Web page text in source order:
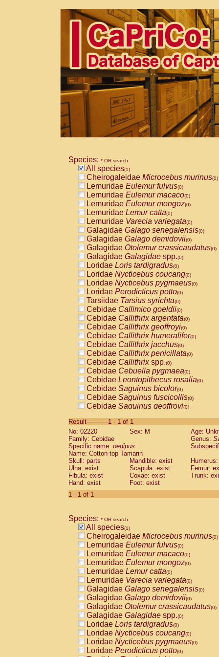
Species: * OR search
All species(1)
Cheirogaleidae Microcebus murinus(0)
Lemuridae Eulemur fulvus(0)
Lemuridae Eulemur macaco(0)
Lemuridae Eulemur mongoz(0)
Lemuridae Lemur catta(0)
Lemuridae Varecia variegata(0)
Galagidae Galago senegalensis(0)
Galagidae Galago demidovii(0)
Galagidae Otolemur crassicaudatus(0)
Galagidae Galagidae spp.(0)
Loridae Loris tardigradus(0)
Loridae Nycticebus coucang(0)
Loridae Nycticebus pygmaeus(0)
Loridae Perodicticus potto(0)
Tarsiidae Tarsius syrichta(0)
Cebidae Callimico goeldii(0)
Cebidae Callithrix argentata(0)
Cebidae Callithrix geoffroyi(0)
Cebidae Callithrix humeralifer(0)
Cebidae Callithrix jacchus(0)
Cebidae Callithrix penicillata(0)
Cebidae Callithrixspp.(0)
Cebidae Cebuella pygmaea(0)
Cebidae Leontopithecus rosalia(0)
Cebidae Saguinus bicolor(0)
Cebidae Saguinus fuscicollis(0)
Cebidae Saguinus geoffroyi(0)
CebidaeSaguinus labiatus(0)
Cebidae Saguinus leucopus (0)
Cebidae
CebidaeSaguinus mystax
Cebidae Saguinus nigricollis (0)
Cebidae Saguinus oedipus
Cebidae Saguinus weddelli
Cebidae Saguinusspp.
Cebidae
CebidaeCebus capucinus
CebidaeCebus nigrivittatus
CebidaeCebus spp.(0)
CebidaeSaimiri boliviensis(0)
CebidaeSaimiri sciureus(0)
AtelidaeAlouatta caraya(0)
AtelidaeAlouatta fusca(0)
AtelidaeAlouatta seniculus(0)
AtelidaeAlouattaspp.(0)
AtelidaeAteles belzebuth(0)
AtelidaeAteles geoffroyi(0)
AtelidaeAteles paniscus(0)
AtelidaeAtelesspp.(0)
AtelidaeLagothrix lagothricha(0)
AtelidaeLagothrix lagothricha cana
PitheciidaeCacajao calvus
Result-----------1 - 1 of 1
No: 02220
Sex: M
Age:
Family: Cebidae
Genus:
Specific name: oedipus
Name: Cotton-top Tamarin
Skull: parts
Mandible: exist
Ulna: exist
Scapula: exist
Femur:
Fibula: exist
Coxae: exist
Trunk:
Hand: exist
Foot: exist
1 - 1 of 1
Species: * OR search
All species(1)
Cheirogaleidae Microcebus murinus(0)
Lemuridae Eulemur fulvus(0)
Lemuridae Eulemur macaco(0)
Lemuridae Eulemur mongoz(0)
Lemuridae Lemur catta(0)
Lemuridae Varecia variegata(0)
Galagidae Galago senegalensis(0)
Galagidae Galago demidovii(0)
Galagidae Otolemur crassicaudatus(0)
Galagidae Galagidae spp.(0)
Loridae Loris tardigradus(0)
Loridae Nycticebus coucang(0)
Loridae Nycticebus pygmaeus(0)
Loridae Perodicticus potto(0)